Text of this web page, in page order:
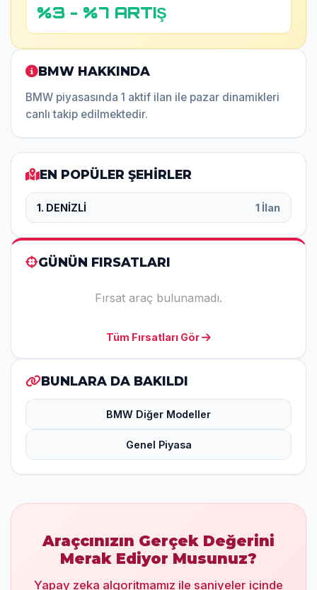
%3 - %7 ARTIŞ
BMW HAKKINDA
BMW piyasasında 1 aktif ilan ile pazar dinamikleri
canlı takip edilmektedir.
EN POPÜLER ŞEHİRLER
1. DENİZLİ 1 İlan
GÜNÜN FIRSATLARI
Fırsat araç bulunamadı.
Tüm Fırsatları Gör
BUNLARA DA BAKILDI
BMW Diğer Modeller
Genel Piyasa
Araçcınızın Gerçek Değerini
Merak Ediyor Musunuz?
Yapay zeka algoritmamız ile saniyeler içinde